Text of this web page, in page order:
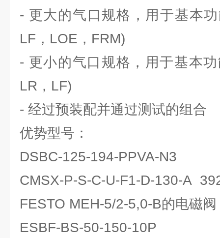
- 更大的气口规格，用于基本
LF，LOE，FRM)
- 更小的气口规格，用于基本
LR，LF)
- 经过预装配并通过测试的组合
优势型号：
DSBC-125-194-PPVA-N3
CMSX-P-S-C-U-F1-D-130-A
FESTO MEH-5/2-5,0-B的电磁阀
ESBF-BS-50-150-10P